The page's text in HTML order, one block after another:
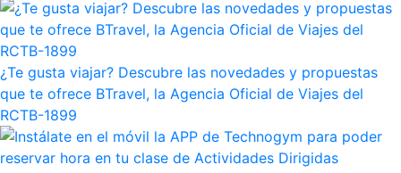
¿Te gusta viajar? Descubre las novedades y propuestas
que te ofrece BTravel, la Agencia Oficial de Viajes del
RCTB-1899